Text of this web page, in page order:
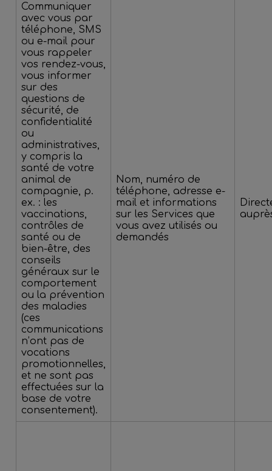
Communiquer
avec vous par
téléphone, SMS
ou e-mail pour
vous rappeler
vos rendez-vous,
vous informer
sur des
questions de
sécurité, de
confidentialité
ou
administratives,
y compris la
santé de votre
animal de
compagnie, p.
ex. : les
vaccinations,
contrôles de
santé ou de
bien-être, des
conseils
généraux sur le
comportement
ou la prévention
des maladies
(ces
communications
n’ont pas de
vocations
promotionnelles,
et ne sont pas
effectuées sur la
base de votre
consentement).
Nom, numéro de
téléphone, adresse e-
mail et informations
sur les Services que
vous avez utilisés ou
demandés